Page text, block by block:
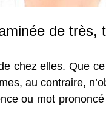
de très,
chez elles. Que
au contraire,
ou mot